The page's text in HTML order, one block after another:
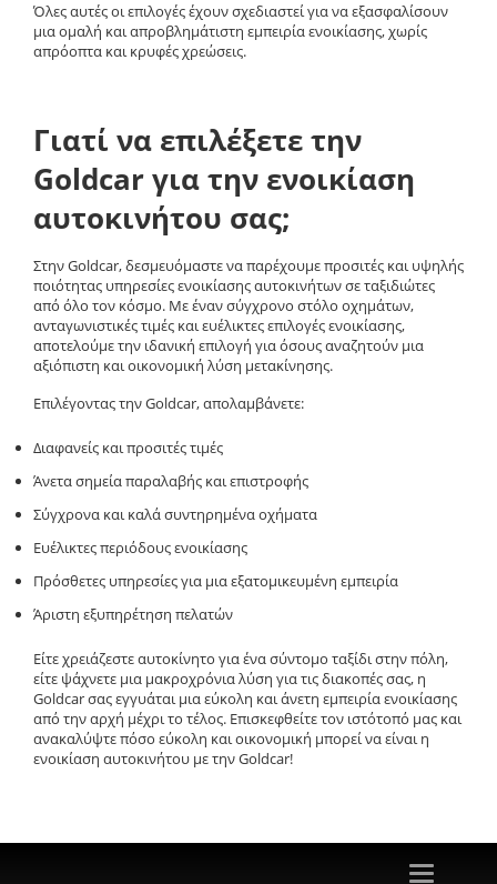
Όλες αυτές οι επιλογές έχουν σχεδιαστεί για να εξασφαλίσουν
μιαομαλή και απροβλημάτιστη εμπειρία ενοικίασης, χωρίς
απρόοπτα και κρυφές χρεώσεις.
Γιατί να επιλέξετε την
Goldcar για την ενοικίαση
αυτοκινήτου σας;
ΣτηνGoldcar, δεσμευόμαστε να παρέχουμεπροσιτές και υψηλής
ποιότητας υπηρεσίες ενοικίασης αυτοκινήτωνσε ταξιδιώτες
από όλο τον κόσμο. Με ένανσύγχρονο στόλο οχημάτων,
ανταγωνιστικές τιμές καιευέλικτες επιλογές ενοικίασης,
αποτελούμε την ιδανική επιλογή για όσους αναζητούν μια
αξιόπιστη και οικονομική λύση μετακίνησης.
Επιλέγοντας την Goldcar, απολαμβάνετε:
Διαφανείς και προσιτές τιμές
Άνετα σημεία παραλαβής και επιστροφής
Σύγχρονα και καλά συντηρημένα οχήματα
Ευέλικτες περιόδους ενοικίασης
Πρόσθετες υπηρεσίες για μια εξατομικευμένη εμπειρία
Άριστη εξυπηρέτηση πελατών
Είτε χρειάζεστε αυτοκίνητο για ένασύντομο ταξίδι στην πόλη,
είτε ψάχνετε μια μακροχρόνια λύση για τις διακοπές σας, η
Goldcarσας εγγυάταιμια εύκολη και άνετη εμπειρία ενοικίασης
από την αρχή μέχρι το τέλος. Επισκεφθείτε τον ιστότοπό μας και
ανακαλύψτε πόσο εύκολη και οικονομική μπορεί να είναι η
ενοικίαση αυτοκινήτου με τηνGoldcar!
Toggle